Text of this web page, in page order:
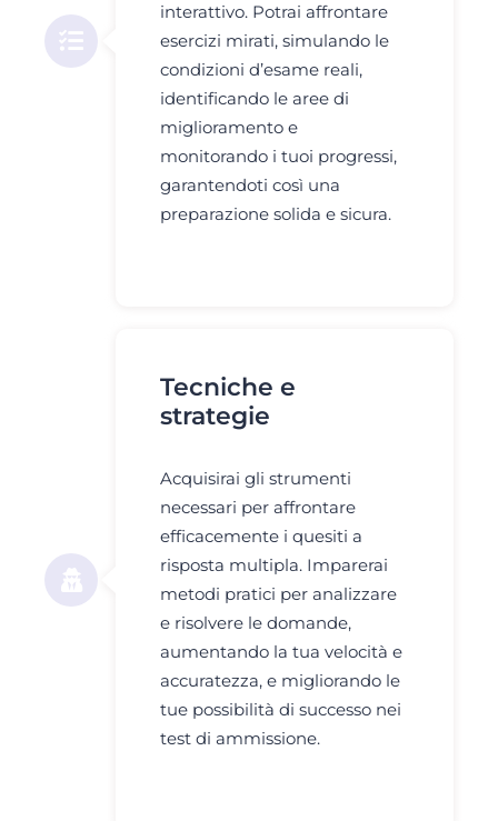
interattivo. Potrai affrontare
esercizi mirati, simulando le
condizioni d’esame reali,
identificando le aree di
miglioramento e
monitorando i tuoi progressi,
garantendoti così una
preparazione solida e sicura.
Tecniche e
strategie
Acquisirai gli strumenti
necessari per affrontare
efficacemente i quesiti a
risposta multipla. Imparerai
metodi pratici per analizzare
e risolvere le domande,
aumentando la tua velocità e
accuratezza, e migliorando le
tue possibilità di successo nei
test di ammissione.